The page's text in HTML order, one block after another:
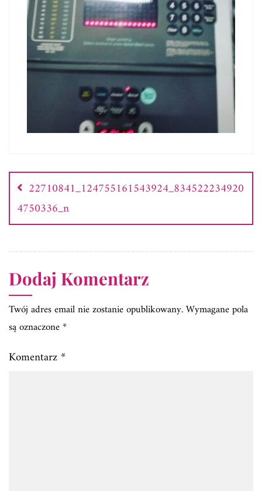
Nawigacja
wpisu
22710841_124755161543924_834522234920
4750336_n
Dodaj Komentarz
Twój adres email nie zostanie opublikowany.Wymagane pola
są oznaczone*
Komentarz*